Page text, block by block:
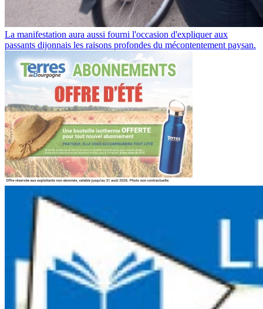
La manifestation aura aussi fourni l'occasion d'expliquer aux
passants dijonnais les raisons profondes du mécontentement paysan.